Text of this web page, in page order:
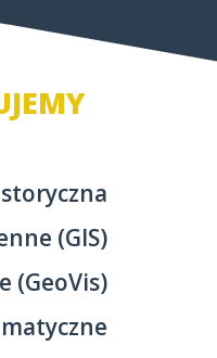
(GIS)
(GeoVis)